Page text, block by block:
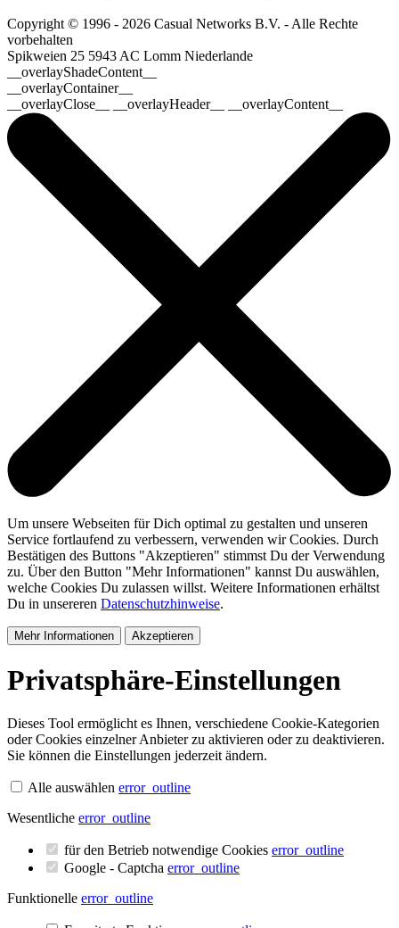
Copyright © 1996 - 2026 Casual Networks B.V. - Alle Rechte
vorbehalten
Spikweien 25 5943 AC Lomm Niederlande
__overlayShadeContent__
__overlayContainer__
__overlayClose__ __overlayHeader__ __overlayContent__
Um unsere Webseiten für Dich optimal zu gestalten und unseren
Service fortlaufend zu verbessern, verwenden wir Cookies. Durch
Bestätigen des Buttons "Akzeptieren" stimmst Du der Verwendung
zu. Über den Button "Mehr Informationen" kannst Du auswählen,
welche Cookies Du zulassen willst. Weitere Informationen erhältst
Du in unsereren Datenschutzhinweise.
Mehr Informationen Akzeptieren
Privatsphäre-Einstellungen
Dieses Tool ermöglicht es Ihnen, verschiedene Cookie-Kategorien
oder Cookies einzelner Anbieter zu aktivieren oder zu deaktivieren.
Sie können die Einstellungen jederzeit ändern.
Alle auswählen error_outline
Wesentliche error_outline
für den Betrieb notwendige Cookies error_outline
Google - Captcha error_outline
Funktionelle error_outline